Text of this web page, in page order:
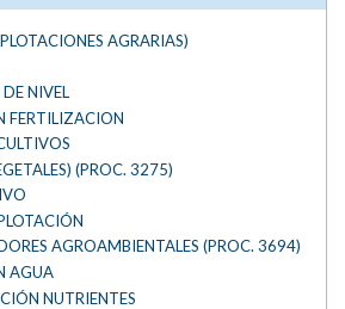
AGRARIAS)
NIVEL
FERTILIZACION
(PROC. 3275)
AGROAMBIENTALES (PROC. 3694)
AGUA
NUTRIENTES